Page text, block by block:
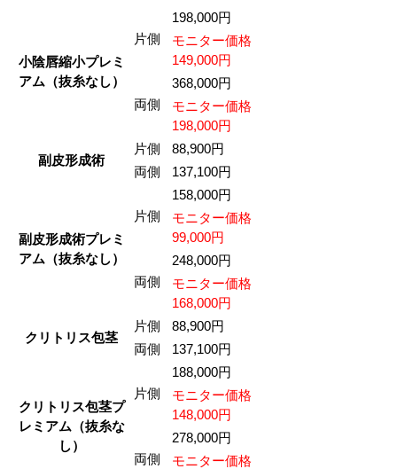
小陰唇縮小プレミ
アム（抜糸なし）
片側
198,000円
モニター価格
149,000円
両側
368,000円
モニター価格
198,000円
副皮形成術
片側
88,900円
両側
137,100円
副皮形成術プレミ
アム（抜糸なし）
片側
158,000円
モニター価格
99,000円
両側
248,000円
モニター価格
168,000円
クリトリス包茎
片側
88,900円
両側
137,100円
クリトリス包茎プ
レミアム（抜糸な
し）
片側
188,000円
モニター価格
148,000円
両側
278,000円
モニター価格